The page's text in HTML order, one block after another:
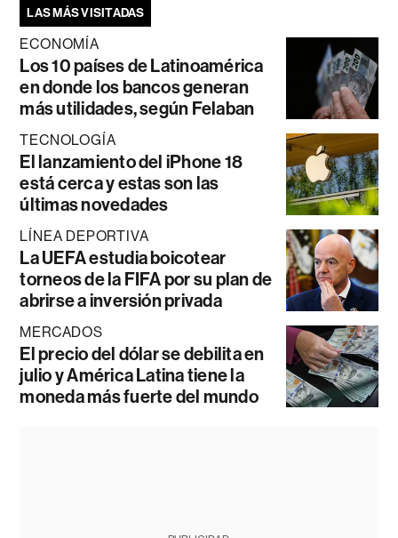
LAS MÁS VISITADAS
ECONOMÍA
Los 10 países de Latinoamérica
en donde los bancos generan
más utilidades, según Felaban
TECNOLOGÍA
El lanzamiento del iPhone 18
está cerca y estas son las
últimas novedades
LÍNEA DEPORTIVA
La UEFA estudia boicotear
torneos de la FIFA por su plan de
abrirse a inversión privada
MERCADOS
El precio del dólar se debilita en
julio y América Latina tiene la
moneda más fuerte del mundo